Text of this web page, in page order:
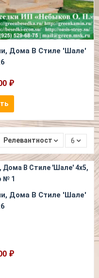
Дома В Стиле 'Шале'
₽
Релевантность 6
Дома В Стиле 'Шале'
₽